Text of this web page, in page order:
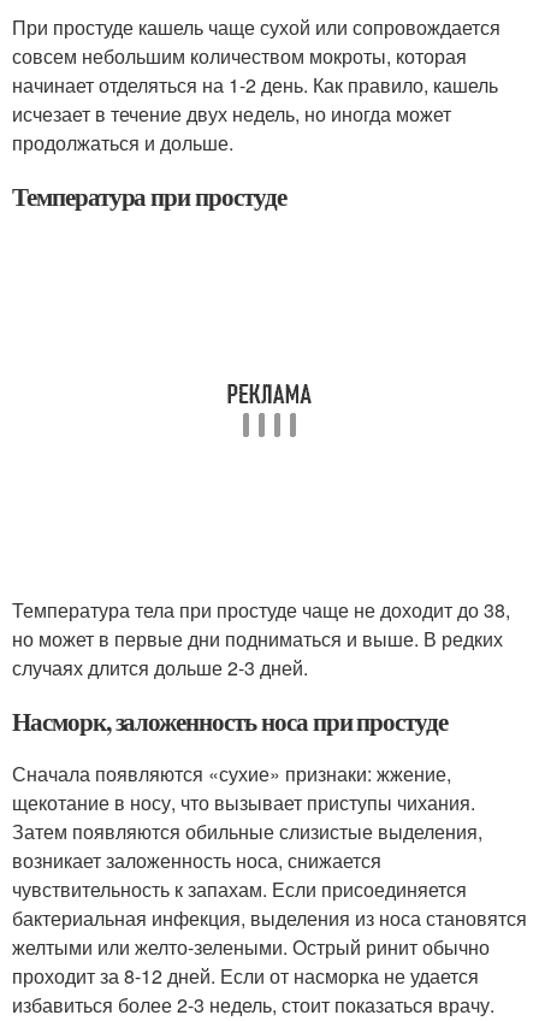
При простуде кашель чаще сухой или сопровождается
совсем небольшим количеством мокроты, которая
начинает отделяться на 1-2 день. Как правило, кашель
исчезает в течение двух недель, но иногда может
продолжаться и дольше.
Температура при простуде
Температура тела при простуде чаще не доходит до 38,
но может в первые дни подниматься и выше. В редких
случаях длится дольше 2-3 дней.
Насморк, заложенность носа при простуде
Сначала появляются «сухие» признаки: жжение,
щекотание в носу, что вызывает приступы чихания.
Затем появляются обильные слизистые выделения,
возникает заложенность носа, снижается
чувствительность к запахам. Если присоединяется
бактериальная инфекция, выделения из носа становятся
желтыми или желто-зелеными. Острый ринит обычно
проходит за 8-12 дней. Если от насморка не удается
избавиться более 2-3 недель, стоит показаться врачу.